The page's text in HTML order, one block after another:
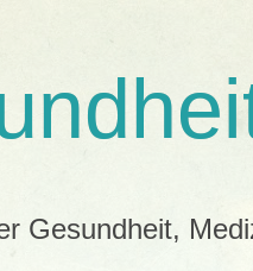
Gesundheit,